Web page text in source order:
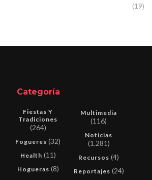
(19)
Categoría
Fiestas Y
Tradiciones
(264)
Fogueres (32)
Health (11)
Hogueras (8)
Multimedia
(116)
Noticias
(1.281)
Recursos (4)
Reportajes (24)